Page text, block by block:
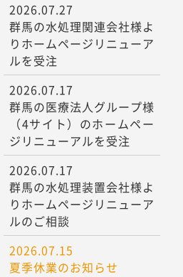
2026.07.27
群馬の水処理関連会社様よ
りホームページリニューア
ルを受注
2026.07.17
群馬の医療法人グループ様
（4サイト）のホームペー
ジリニューアルを受注
2026.07.17
群馬の水処理装置会社様よ
りホームページリニューア
ルのご相談
2026.07.15
夏季休業のお知らせ